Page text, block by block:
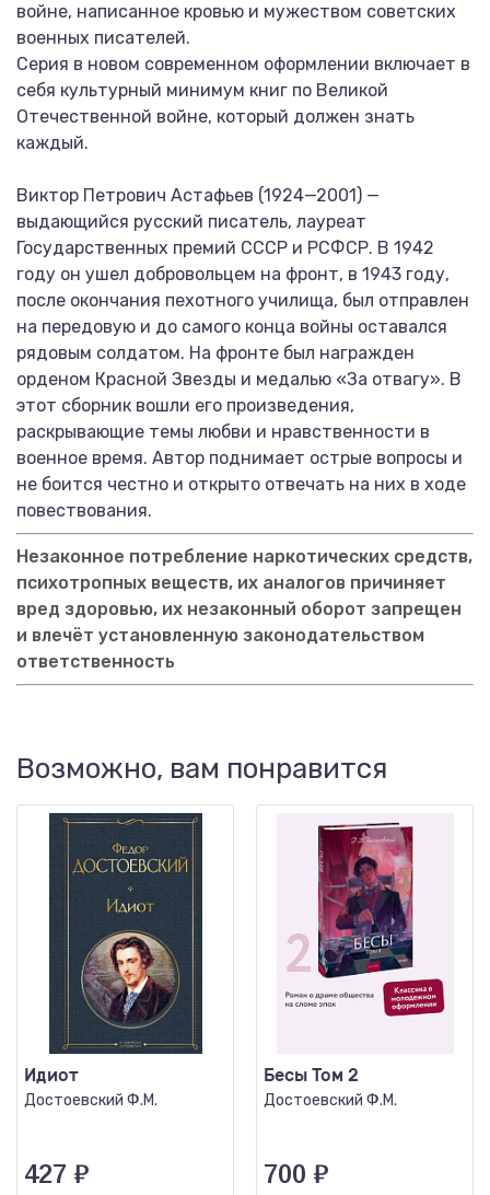
войне, написанное кровью и мужеством советских
военных писателей.
Серия в новом современном оформлении включает в
себя культурный минимум книг по Великой
Отечественной войне, который должен знать
каждый.
Виктор Петрович Астафьев (1924—2001) —
выдающийся русский писатель, лауреат
Государственных премий СССР и РСФСР. В 1942
году он ушел добровольцем на фронт, в 1943 году,
после окончания пехотного училища, был отправлен
на передовую и до самого конца войны оставался
рядовым солдатом. На фронте был награжден
орденом Красной Звезды и медалью «За отвагу». В
этот сборник вошли его произведения,
раскрывающие темы любви и нравственности в
военное время. Автор поднимает острые вопросы и
не боится честно и открыто отвечать на них в ходе
повествования.
Незаконное потребление наркотических средств,
психотропных веществ, их аналогов причиняет
вред здоровью, их незаконный оборот запрещен
и влечёт установленную законодательством
ответственность
Возможно, вам понравится
Идиот
Достоевский Ф.М.
427 ₽
Бесы Том 2
Достоевский Ф.М.
700 ₽